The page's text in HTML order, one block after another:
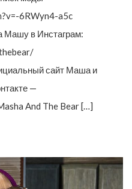
6RWyn4-a5c
в Инстаграм:
сайт Маша и
—
And The Bear […]